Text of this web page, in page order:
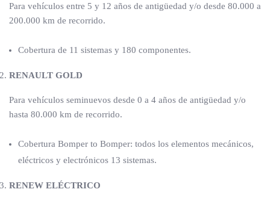
Para vehículos entre 5 y 12 años de antigüedad y/o desde 80.000 a
200.000 km de recorrido.
Cobertura de 11 sistemas y 180 componentes.
RENAULT GOLD
Para vehículos seminuevos desde 0 a 4 años de antigüedad y/o
hasta 80.000 km de recorrido.
Cobertura Bomper to Bomper: todos los elementos mecánicos,
eléctricos y electrónicos 13 sistemas.
RENEW ELÉCTRICO